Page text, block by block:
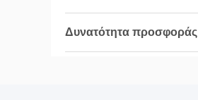
Δυνατότητα προσφοράς